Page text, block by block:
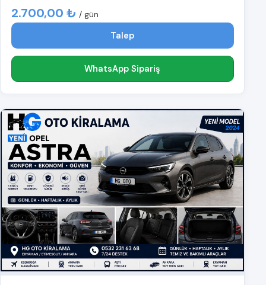
2.700,00 ₺ / gün
Talep
WhatsApp Sipariş